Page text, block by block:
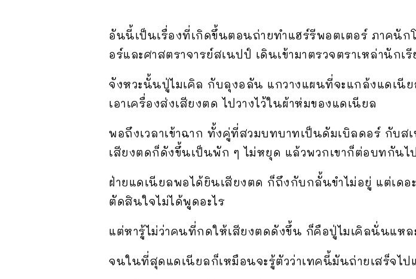
อันนี้เป็นเรื่องที่เกิดขึ้นตอนถ่ายทำแฮร์รีพอตเตอร์ ภาคนั
อร์และศาสตราจารย์สเนปป์ เดินเข้ามาตรวจตราเหล่า
จังหวะนั้นปู่ไมเคิล กับลุงอลัน แกวางแผนที่จะแกล้งแดเนี
เอาเครื่องส่งเสียงตด ไปวางไว้ในผ้าห่มของแดเนียล
พอถึงเวลาเข้าฉาก ทั้งคู่ที่สวมบทบาทเป็นดัมเบิลดอร์ กับ
เสียงตดก็ดังขึ้นเป็นพัก ๆ ไม่หยุด แล้วพวกเขาก็ต่อบทกันไป
ฝ่ายแดเนียลพอได้ยินเสียงตด ก็ถึงกับกลั้นขำไม่อยู่ แต่เดอ
ตัดสินใจไม่ได้พูดอะไร
แต่หารู้ไม่ว่าคนที่กดให้เสียงตดดังขึ้น ก็คือปู่ไมเคิลนั่นแหล
จนในที่สุดแดเนียลก็เหมือนจะรู้ตัวว่าเทคนี้มันถ่ายเสร็จ